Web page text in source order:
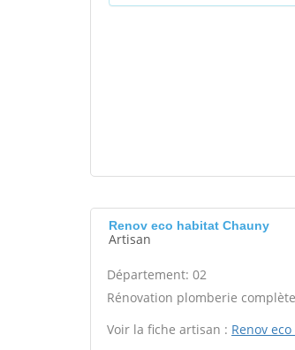
Renov eco habitat Chauny
Artisan
Département: 02
Rénovation plomberie
Voir la fiche artisan : Renov